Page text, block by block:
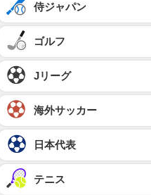
侍ジャパン
ゴルフ
Jリーグ
海外サッカー
日本代表
テニス